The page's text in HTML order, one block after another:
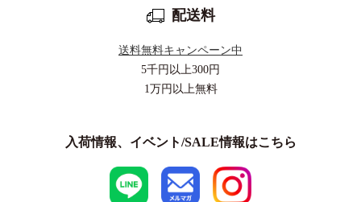
配送料
送料無料キャンペーン中
5千円以上300円
1万円以上無料
入荷情報、イベント/SALE情報はこちら